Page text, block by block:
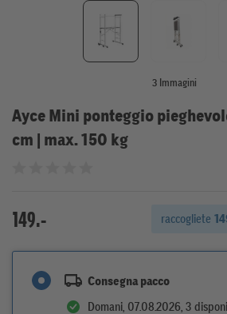
3 Immagini
Ayce Mini ponteggio
cm | max. 150 kg
149.- raccogliete
Consegna pacco
Domani, 07.08.2026, 3